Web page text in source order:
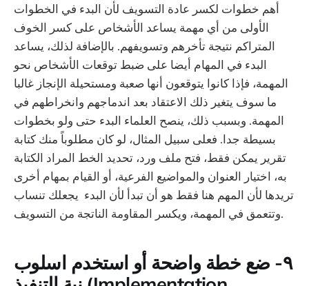
أهم خطوات لكسر عادة التسويف لأن البدء في الخطوات
الأولى من أي مهمة يساعد الأشخاص على كسر الخوف
المتراكم نتيجة تأخرهم وتسويفهم. بالإضافة لذلك، يساعد
البدء في المهام أيضا على ضبط توقعات الأشخاص نحو
المهمة، فإذا كانوا يتوقعون أنها صعبة ومستحيلة الإنجاز غالبا
ما سوف يتغير ذلك الاعتقاد بعد اندماجهم وانخراطهم في
المهمة. وبسبب ذلك، ينصح العلماء البدء حتى ولو بخطوات
بسيطة جدا. فعلى سبيل المثال، لو كان مطلوباً منك كتابة
تقرير يمكن فقط، فتح ملف ورد، تحديد الخط المراد الكتابة
به، اختيار العنوان والمواضيع الفرعية، أو القيام بمهام أخرى
تريدها لأن المهم هنا فقط هو أن تبدأ لأن البدء يجعلك تنساب
وتتعمق في المهمة، ويكسر المقاومة الناتجة من التسويف.
٩- ضع خطة واضحة أو استخدم اسلوب